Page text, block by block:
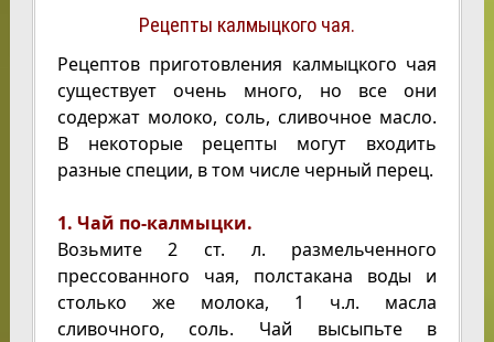
Рецепты калмыцкого чая.
Рецептов приготовления калмыцкого чая
существует очень много, но все они
содержат молоко, соль, сливочное масло.
В некоторые рецепты могут входить
разные специи, в том числе черный перец.
1. Чай по-калмыцки.
Возьмите 2 ст. л. размельченного
прессованного чая, полстакана воды и
столько же молока, 1 ч.л. масла
сливочного, соль. Чай высыпьте в